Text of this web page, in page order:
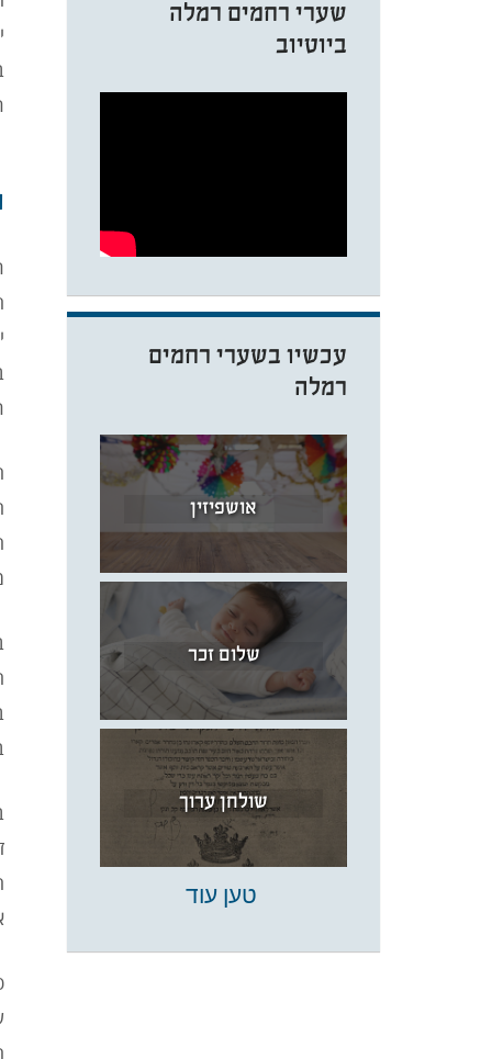
שערי רחמים רמלה
ביוטיוב
עכשיו בשערי רחמים
רמלה
אושפיזין
שלום זכר
שולחן ערוך
טען עוד